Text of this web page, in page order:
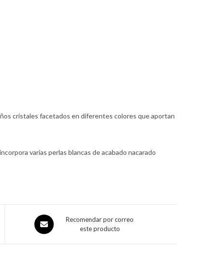
cristales facetados en diferentes colores que aportan
varias perlas blancas de acabado nacarado
Recomendar por correo
este producto